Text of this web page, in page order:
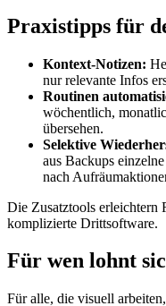
Praxistipps für
Kontext-Notizen:
nur relevante Infos
Routinen
wöchentlich,
übersehen.
Selektive
aus Backups
nach
Die Zusatztools erleichtern
komplizierte Drittsoftware.
Für wen lohnt
Für alle, die visuell